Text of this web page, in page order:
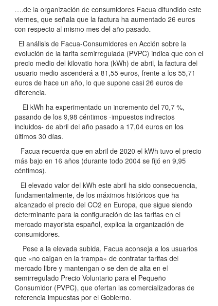
….de la organización de consumidores Facua difundido este
viernes, que señala que la factura ha aumentado 26 euros
con respecto al mismo mes del año pasado.
El análisis de Facua-Consumidores en Acción sobre la
evolución de la tarifa semirregulada (PVPC) indica que con el
precio medio del kilovatio hora (kWh) de abril, la factura del
usuario medio ascenderá a 81,55 euros, frente a los 55,71
euros de hace un año, lo que supone casi 26 euros de
diferencia.
El kWh ha experimentado un incremento del 70,7 %,
pasando de los 9,98 céntimos -impuestos indirectos
incluidos- de abril del año pasado a 17,04 euros en los
últimos 30 días.
Facua recuerda que en abril de 2020 el kWh tuvo el precio
más bajo en 16 años (durante todo 2004 se fijó en 9,95
céntimos).
El elevado valor del kWh este abril ha sido consecuencia,
fundamentalmente, de los máximos históricos que ha
alcanzado el precio del CO2 en Europa, que sigue siendo
determinante para la configuración de las tarifas en el
mercado mayorista español, explica la organización de
consumidores.
Pese a la elevada subida, Facua aconseja a los usuarios
que «no caigan en la trampa» de contratar tarifas del
mercado libre y mantengan o se den de alta en el
semirregulado Precio Voluntario para el Pequeño
Consumidor (PVPC), que ofertan las comercializadoras de
referencia impuestas por el Gobierno.